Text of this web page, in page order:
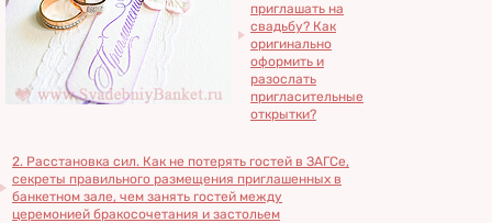
приглашать на
свадьбу? Как
оригинально
оформить и
разослать
пригласительные
открытки?
2. Расстановка сил. Как не потерять гостей в ЗАГСе,
секреты правильного размещения приглашенных в
банкетном зале, чем занять гостей между
церемонией бракосочетания и застольем